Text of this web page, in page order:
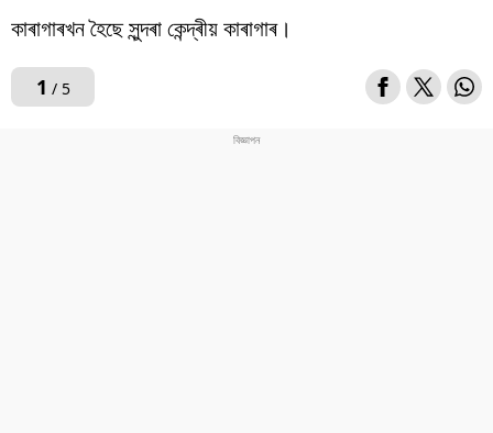
কাৰাগাৰখন হৈছে সুন্দৰা কেন্দ্ৰীয় কাৰাগাৰ।
1 / 5